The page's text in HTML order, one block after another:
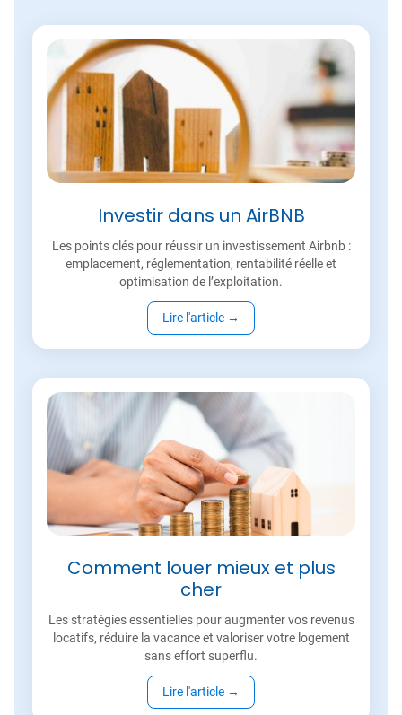
Investir dans un AirBNB
Les points clés pour réussir un investissement Airbnb :
emplacement, réglementation, rentabilité réelle et
optimisation de l’exploitation.
Lire l'article →
Comment louer mieux et plus
cher
Les stratégies essentielles pour augmenter vos revenus
locatifs, réduire la vacance et valoriser votre logement
sans effort superflu.
Lire l'article →